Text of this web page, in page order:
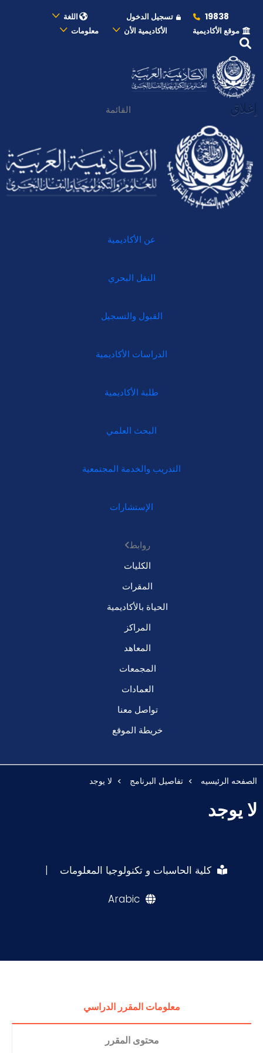
19838 تسجيل الدخول
اللغة
موقع الأكاديمية
الأكاديمية الأن معلومات
إغلاق القائمة
عن الأكاديمية
النقل البحري
القبول والتسجيل
الدراسات الأكاديمية
طلبة الأكاديمية
البحث العلمي
التدريب والخدمة المجتمعية
الإستشارات
روابط
الكليات
المقرات
الحياة بالأكاديمية
المراكز
المعاهد
المجمعات
العمادات
تواصل معنا
خريطة الموقع
الصفحه الرئيسيه تفاصيل البرنامج لا يوجد
لا يوجد
كلية الحاسبات و تكنولوجيا المعلومات |
Arabic
معلومات المقرر الدراسي
محتوى المقرر